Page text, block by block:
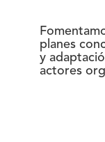
planes
y
actores